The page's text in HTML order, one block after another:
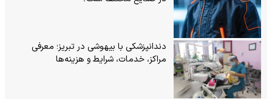
دندانپزشکی با بیهوشی در تبریز؛ معرفی
مراکز، خدمات، شرایط و هزینه‌ها